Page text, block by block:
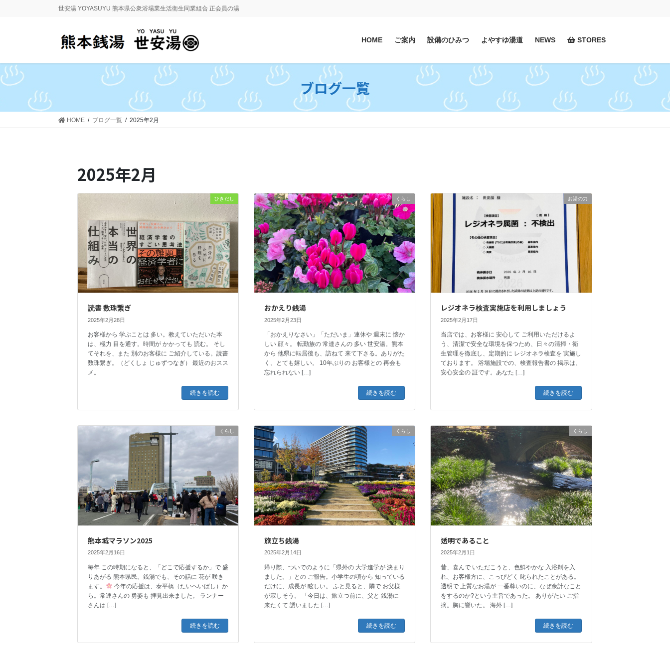
に
移
ョ
ン
動
世安湯 YOYASUYU 熊本県公衆浴場業生活衛生同業組合 正会員の湯
HOME ご案内 設備のひみつ よやすゆ湯道 NEWS STORES
ブログ一覧
HOME ブログ一覧 2025年2月
2025年2月
ひきだし
読書 数珠繋ぎ
2025年2月28日
お客様から 学ぶことは 多い。教えていただいた本
は、極力 目を通す。時間が かかっても 読む。 そし
てそれを、また 別のお客様に ご紹介している。読書
数珠繋ぎ。（どくしょ じゅずつなぎ） 最近のおスス
メ。
続きを読む
くらし
おかえり銭湯
2025年2月23日
「おかえりなさい」「ただいま」連休や 週末に 懐か
しい 顔々。 転勤族の 常連さんの 多い 世安湯。熊本
から 他県に転居後も、訪ねて 来て下さる。ありがた
く、とても嬉しい。 10年ぶりの お客様との 再会も
忘れられない […]
続きを読む
お湯の力
レジオネラ検査実施店を利用しましょう
2025年2月17日
当店では、お客様に 安心して ご利用いただけるよ
う、清潔で安全な環境を保つため、日々の清掃・衛
生管理を徹底し、定期的に レジオネラ検査を 実施し
ております。 浴場施設での、検査報告書の 掲示は、
安心安全の 証です。あなた […]
続きを読む
くらし
熊本城マラソン2025
2025年2月16日
毎年 この時期になると、「どこで応援するか」で 盛
りあがる 熊本県民。銭湯でも、その話に 花が 咲き
ます。
今年の応援は、泰平橋（たいへいばし）か
ら。常連さんの 勇姿も 拝見出来ました。 ランナー
さんは […]
続きを読む
くらし
旅立ち銭湯
2025年2月14日
帰り際、ついでのように「県外の 大学進学が 決まり
ました。」との ご報告。小学生の頃から 知っている
だけに、成長が 眩しい。 ふと見ると、隣で お父様
が寂しそう。 「今日は、旅立つ前に、父と 銭湯に
来たくて 誘いました […]
続きを読む
くらし
透明であること
2025年2月1日
昔、喜んで いただこうと、色鮮やかな 入浴剤を入
れ、お客様方に、こっぴどく 叱られたことがある。
透明で 上質なお湯が 一番尊いのに、なぜ余計なこと
をするのか?という主旨であった。 ありがたい ご指
摘。胸に響いた。 海外 […]
続きを読む